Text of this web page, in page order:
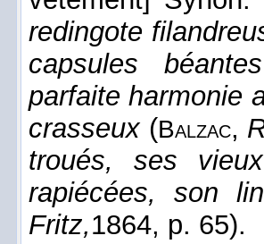
redingote
capsules
parfaite harmonie
crasseux (Balzac,
troués, ses
rapiécées, son
Fritz,1864, p. 65).